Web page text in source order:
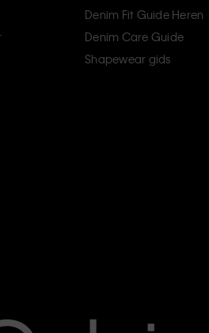
Denim Fit Guide Heren
Denim Care Guide
Shapewear gids